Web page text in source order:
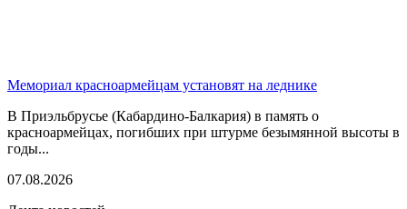
Мемориал красноармейцам установят на леднике
В Приэльбрусье (Кабардино-Балкария) в память о
красноармейцах, погибших при штурме безымянной высоты в
годы...
07.08.2026